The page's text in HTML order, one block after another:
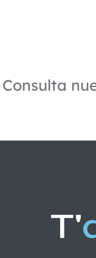
Consulta
T'